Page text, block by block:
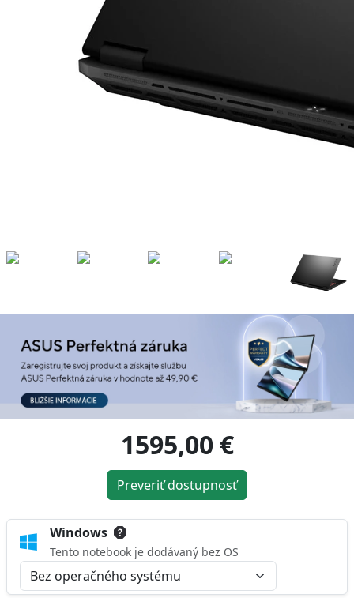
1595,00 €
Preveriť dostupnosť
Windows
Tento notebook je dodávaný bez OS